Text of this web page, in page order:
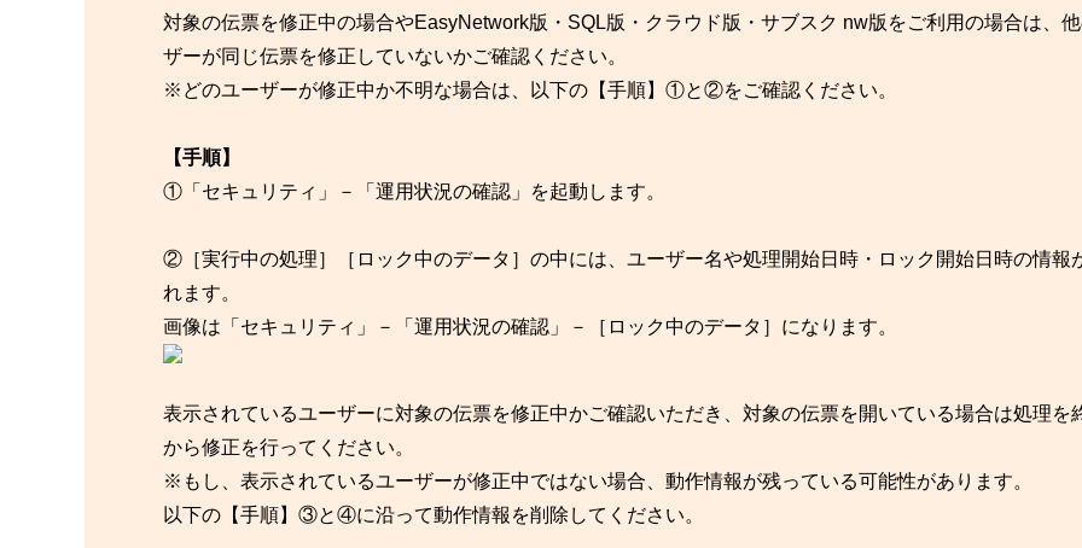
対象の伝票を修正中の場合やEasyNetwork版・SQL版・クラウド版・サブスク nw版をご利用の場合は、
ザーが同じ伝票を修正していないかご確認ください。
※どのユーザーが修正中か不明な場合は、以下の【手順】①と②をご確認ください。
【手順】
①「セキュリティ」－「運用状況の確認」を起動します。
②［実行中の処理］［ロック中のデータ］の中には、ユーザー名や処理開始日時・ロック開始日時の情報
れます。
画像は「セキュリティ」－「運用状況の確認」－［ロック中のデータ］になります。
表示されているユーザーに対象の伝票を修正中かご確認いただき、対象の伝票を開いている場合は処理を
から修正を行ってください。
※もし、表示されているユーザーが修正中ではない場合、動作情報が残っている可能性があります。
以下の【手順】③と④に沿って動作情報を削除してください。